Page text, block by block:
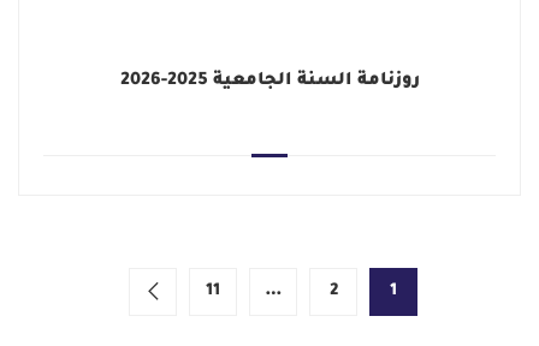
روزنامة السنة الجامعية 2025-2026
1
2
…
11